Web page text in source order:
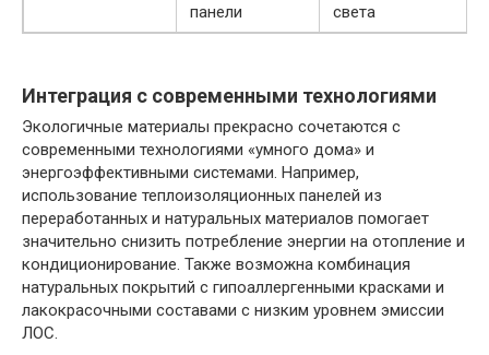
панели
света
Интеграция с современными технологиями
Экологичные материалы прекрасно сочетаются с
современными технологиями «умного дома» и
энергоэффективными системами. Например,
использование теплоизоляционных панелей из
переработанных и натуральных материалов помогает
значительно снизить потребление энергии на отопление и
кондиционирование. Также возможна комбинация
натуральных покрытий с гипоаллергенными красками и
лакокрасочными составами с низким уровнем эмиссии
ЛОС.